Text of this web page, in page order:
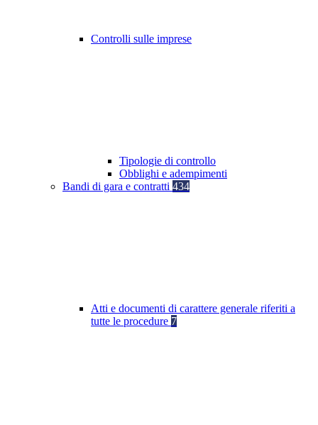
Controlli sulle imprese
Tipologie di controllo
Obblighi e adempimenti
Bandi di gara e contratti 434
Atti e documenti di carattere generale riferiti a
tutte le procedure 7